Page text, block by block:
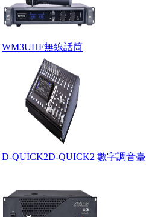
WM3UHF無線話筒
D-QUICK2D-QUICK2 數字調音臺